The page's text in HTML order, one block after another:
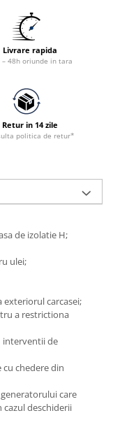
Livrare rapida
– 48h oriunde in tara
Retur in 14 zile
politica de retur*
de izolatie H;
ulei;
carcasei;
a restrictiona
interventii de
chedere din
care
deschiderii